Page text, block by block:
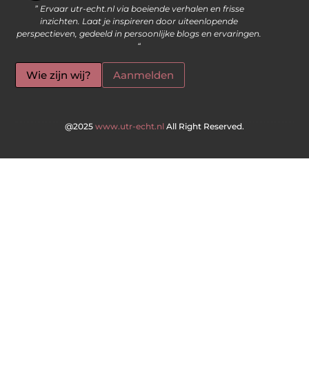
” Ervaar utr-echt.nl via boeiende verhalen en frisse
inzichten. Laat je inspireren door uiteenlopende
perspectieven, gedeeld in persoonlijke blogs en ervaringen.
“
Wie zijn wij? Aanmelden
@2025 www.utr-echt.nl All Right Reserved.